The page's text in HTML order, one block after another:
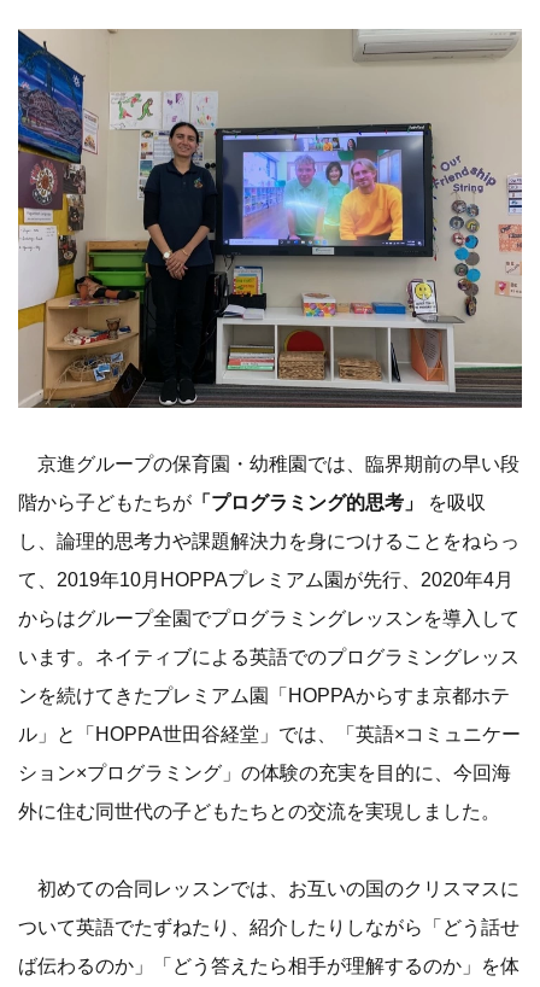
京進グループの保育園・幼稚園では、臨界期前の早い段
階から子どもたちが 「プログラミング的思考」
を吸収
し、論理的思考力や課題解決力を身につけることをねらっ
て、2019年10月HOPPAプレミアム園が先行、2020年4月
からはグループ全園でプログラミングレッスンを導入して
います。ネイティブによる英語でのプログラミングレッス
ンを続けてきたプレミアム園「HOPPAからすま京都ホテ
ル」と「HOPPA世田谷経堂」では、「英語×コミュニケー
ション×プログラミング」の体験の充実を目的に、今回海
外に住む同世代の子どもたちとの交流を実現しました。
初めての合同レッスンでは、お互いの国のクリスマスに
ついて英語でたずねたり、紹介したりしながら「どう話せ
ば伝わるのか」「どう答えたら相手が理解するのか」を体